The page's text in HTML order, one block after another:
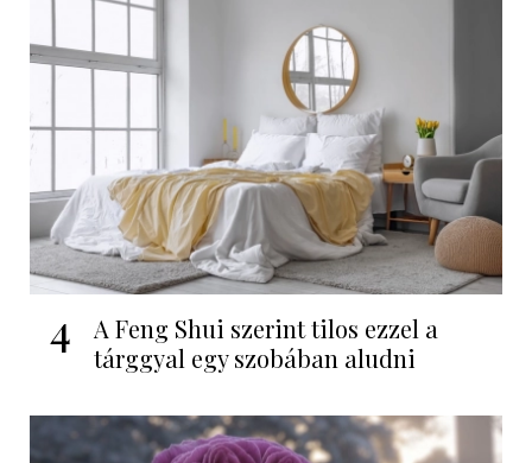
4
A Feng Shui szerint tilos ezzel a
tárggyal egy szobában aludni